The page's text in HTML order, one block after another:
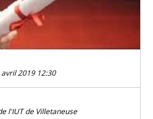
2019 12:30
l'IUT de Villetaneuse